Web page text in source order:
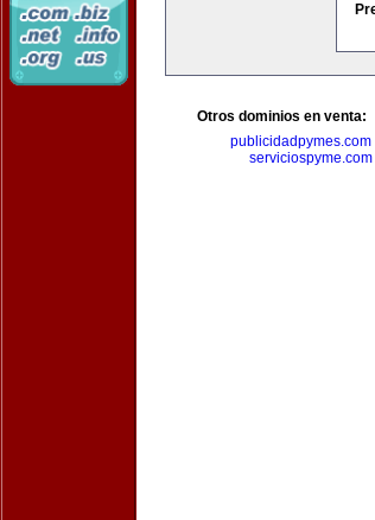
Otros dominios en venta:
publicidadpymes.com
serviciospyme.com